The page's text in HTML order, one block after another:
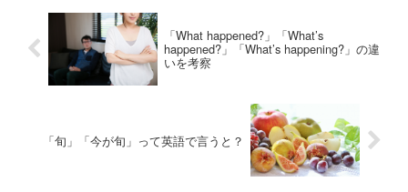
「What happened?」「What’s
happened?」「What’s happening?」の違
いを考察
「旬」「今が旬」って英語で言うと？